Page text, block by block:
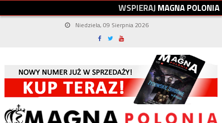
WSPIERAJMAGNAPOLONIA
Niedziela, 09 Sierpnia 2026